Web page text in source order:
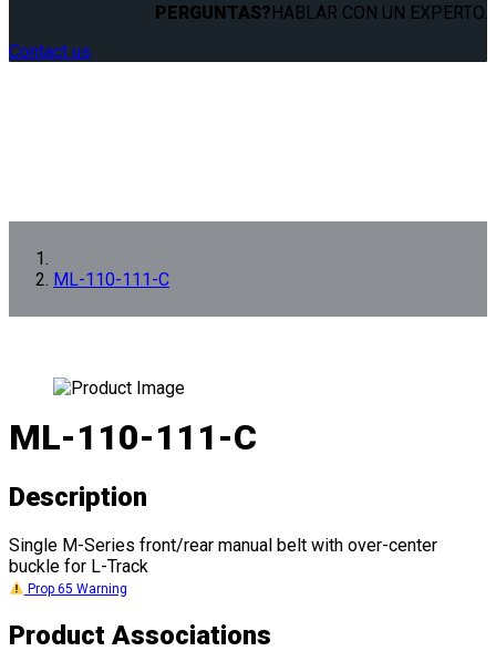
PERGUNTAS?HABLAR CON UN EXPERTO.
Contact us
ML-110-111-C
ML-110-111-C
Description
Single M-Series front/rear manual belt with over-center
buckle for L-Track
Prop 65 Warning
Product Associations